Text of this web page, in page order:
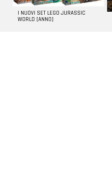
I NUOVI SET LEGO JURASSIC
WORLD [ANNO]